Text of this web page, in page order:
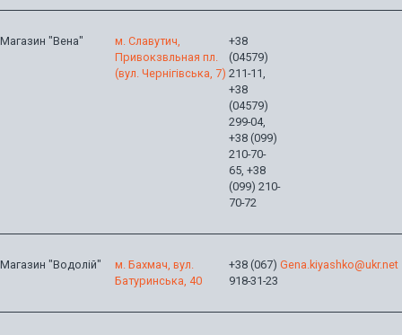
Магазин "Вена"
м. Славутич,
Привокзвльная пл.
(вул. Чернігівська, 7)
+38
(04579)
211-11,
+38
(04579)
299-04,
+38 (099)
210-70-
65, +38
(099) 210-
70-72
Магазин "Водолій"
м. Бахмач, вул.
Батуринська, 40
+38 (067)
918-31-23
Gena.kiyashko@ukr.net